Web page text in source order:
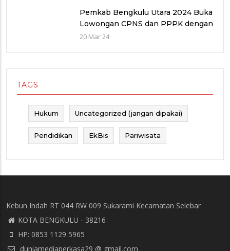
(WBS)
Pemkab Bengkulu Utara 2024 Buka
Lowongan CPNS dan PPPK dengan
Jumlah Formasi yang Menurun
20 Mar 24
TAGS
Hukum Uncategorized (jangan dipakai)
Pendidikan EkBis Pariwisata
Kebun Indah RT 044 RW 009 Sukarami Kecamatan Selebar
KOTA BENGKULU - 38216
HP: 0853 1129 5965
duniamediaperkasa29 @ gmail.com